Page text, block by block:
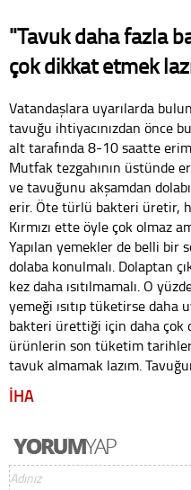
"Tavuk daha fazla
çok dikkat etmek
Vatandaşlara uyarılarda
tavuğu ihtiyacınızdan önce
alt tarafında 8-10 saatte
Mutfak tezgahının üstünde
ve tavuğunu akşamdan
erir. Öte türlü bakteri üretir,
Kırmızı ette öyle çok olmaz
Yapılan yemekler de belli bir
dolaba konulmalı. Dolaptan
kez daha ısıtılmamalı. O
yemeği ısıtıp tüketirse daha
bakteri ürettiği için daha çok
ürünlerin son tüketim
tavuk almamak lazım.
İHA